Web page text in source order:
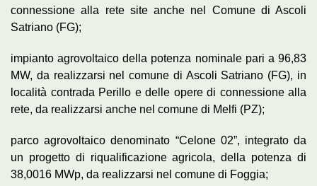
connessione alla rete site anche nel Comune di Ascoli
Satriano (FG);
impianto agrovoltaico della potenza nominale pari a 96,83
MW, da realizzarsi nel comune di Ascoli Satriano (FG), in
località contrada Perillo e delle opere di connessione alla
rete, da realizzarsi anche nel comune di Melfi (PZ);
parco agrovoltaico denominato “Celone 02”, integrato da
un progetto di riqualificazione agricola, della potenza di
38,0016 MWp, da realizzarsi nel comune di Foggia;